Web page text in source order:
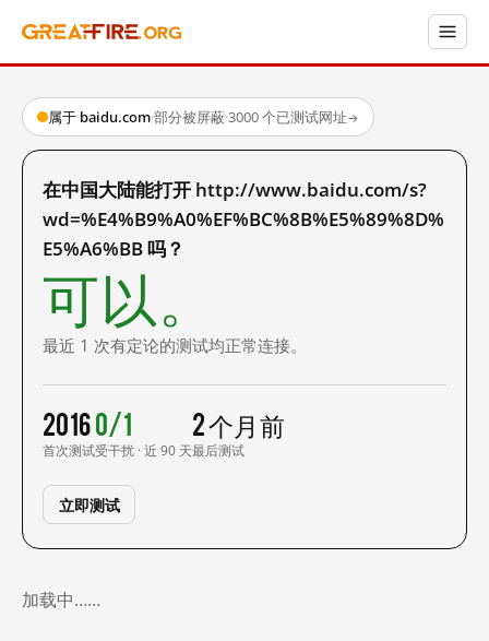
属于 baidu.com·部分被屏蔽·3000 个已测试网址→
在中国大陆能打开 http://www.baidu.com/s?
wd=%E4%B9%A0%EF%BC%8B%E5%89%8D%
E5%A6%BB 吗？
可以。
最近 1 次有定论的测试均正常连接。
2016
首次测试
0/1
受干扰 · 近 90 天
2 个月前
最后测试
立即测试
加载中……